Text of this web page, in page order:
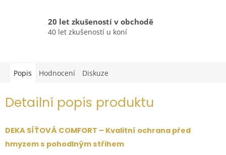
20 let zkušeností v obchodě
40 let zkušeností u koní
Popis Hodnocení Diskuze
Detailní popis produktu
DEKA SÍŤOVÁ COMFORT – Kvalitní ochrana před
hmyzem s pohodlným střihem